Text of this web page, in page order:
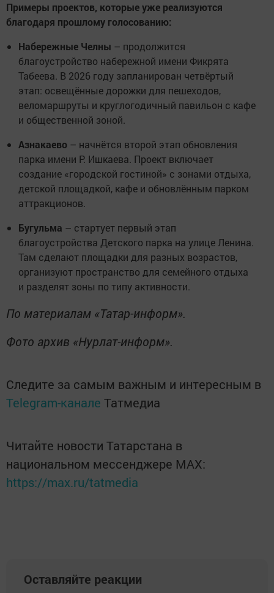
Примеры проектов, которые уже реализуются
благодаря прошлому голосованию:
Набережные Челны – продолжится
благоустройство набережной имени Фикрята
Табеева. В 2026 году запланирован четвёртый
этап: освещённые дорожки для пешеходов,
веломаршруты и круглогодичный павильон с кафе
и общественной зоной.
Азнакаево – начнётся второй этап обновления
парка имени Р. Ишкаева. Проект включает
создание «городской гостиной» с зонами отдыха,
детской площадкой, кафе и обновлённым парком
аттракционов.
Бугульма – стартует первый этап
благоустройства Детского парка на улице Ленина.
Там сделают площадки для разных возрастов,
организуют пространство для семейного отдыха
и разделят зоны по типу активности.
По материалам «Татар-информ».
Фото архив «Нурлат-информ».
Следите за самым важным и интересным в
Telegram-канале Татмедиа
Читайте новости Татарстана в
национальном мессенджере MАХ:
https://max.ru/tatmedia
Оставляйте реакции